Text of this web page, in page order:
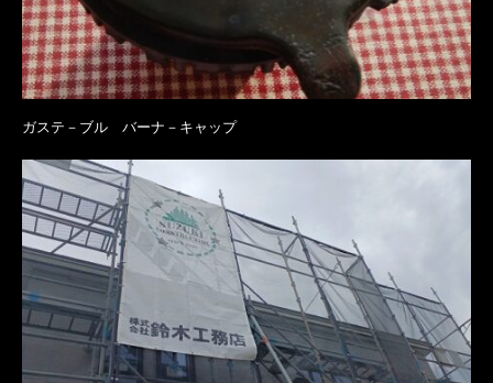
ガステ－ブル バーナ－キャップ